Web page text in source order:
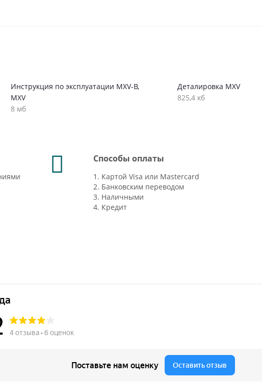
Инструкция по эксплуатации MXV-B,
MXV
8 мб
Деталировка MXV
825,4 кб
Способы оплаты
1. Картой Visa или Mastercard
2. Банковским переводом
3. Наличными
4. Кредит